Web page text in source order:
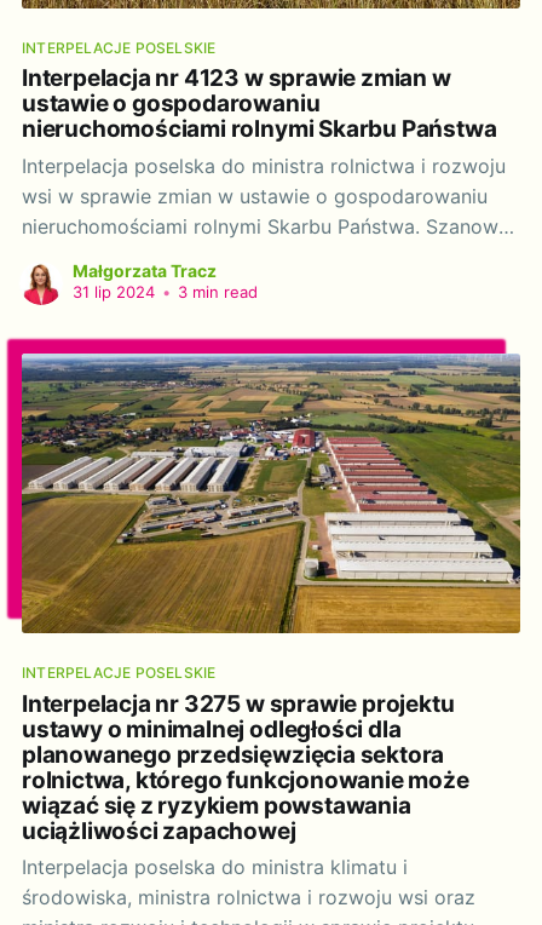
INTERPELACJE POSELSKIE
Interpelacja nr 4123 w sprawie zmian w
ustawie o gospodarowaniu
nieruchomościami rolnymi Skarbu Państwa
Interpelacja poselska do ministra rolnictwa i rozwoju
wsi w sprawie zmian w ustawie o gospodarowaniu
nieruchomościami rolnymi Skarbu Państwa. Szanowny
ustosunkowanie się do pojawiającego się w
przedstawicielek samorządu terytorialnego o zmiany
w regulacji dotyczącej nieodpłatnego przekazywania
Małgorzata Tracz
31 lip 2024 • 3 min read
INTERPELACJE POSELSKIE
Interpelacja nr 3275 w sprawie projektu
ustawy o minimalnej odległości dla
planowanego przedsięwzięcia sektora
rolnictwa, którego funkcjonowanie może
wiązać się z ryzykiem powstawania
uciążliwości zapachowej
Interpelacja poselska do ministra klimatu i
środowiska, ministra rolnictwa i rozwoju wsi oraz